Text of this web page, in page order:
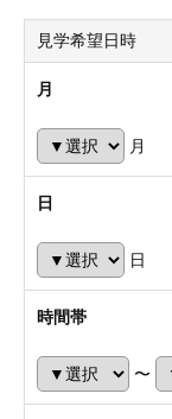
見学希望日時
月
月
日
日
時間帯
〜